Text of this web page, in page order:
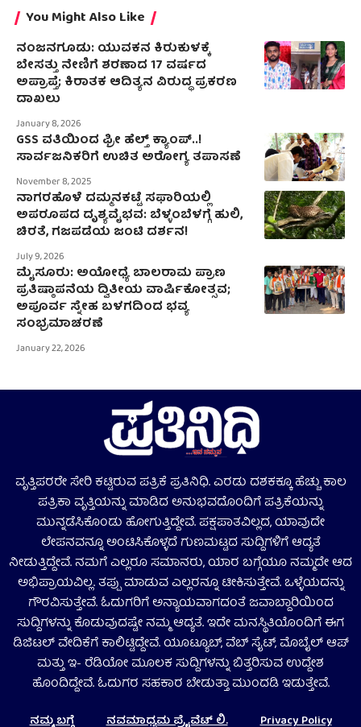
You Might Also Like
ನಂಜನಗೂಡು: ಯುವಕನ ಕಿರುಕುಳಕ್ಕೆ
ಬೇಸತ್ತು ನೇಣಿಗೆ ಶರಣಾದ 17 ವರ್ಷದ
ಅಪ್ರಾಪ್ತೆ; ಕಿರಾತಕ ಆದಿತ್ಯನ ವಿರುದ್ಧ ಪ್ರಕರಣ
ದಾಖಲು
January 8, 2026
GSS ವತಿಯಿಂದ ಫ್ರೀ ಹೆಲ್ತ್ ಕ್ಯಾಂಪ್..!
ಸಾರ್ವಜನಿಕರಿಗೆ ಉಚಿತ ಅರೋಗ್ಯ ತಪಾಸಣೆ
November 8, 2025
ನಾಗರಹೊಳೆ ದಮ್ಮನಕಟ್ಟೆ ಸಫಾರಿಯಲ್ಲಿ
ಅಪರೂಪದ ದೃಶ್ಯವೈಭವ: ಬೆಳ್ಳಂಬೆಳಗ್ಗೆ ಹುಲಿ,
ಚಿರತೆ, ಗಜಪಡೆಯ ಜಂಟಿ ದರ್ಶನ!
July 9, 2026
ಮೈಸೂರು: ಅಯೋಧ್ಯೆ ಬಾಲರಾಮ ಪ್ರಾಣ
ಪ್ರತಿಷ್ಠಾಪನೆಯ ದ್ವಿತೀಯ ವಾರ್ಷಿಕೋತ್ಸವ;
ಅಪೂರ್ವ ಸ್ನೇಹ ಬಳಗದಿಂದ ಭವ್ಯ
ಸಂಭ್ರಮಾಚರಣೆ
January 22, 2026
ವೃತ್ತಿಪರರೇ ಸೇರಿ ಕಟ್ಟಿರುವ ಪತ್ರಿಕೆ ಪ್ರತಿನಿಧಿ. ಎರಡು ದಶಕಕ್ಕೂ ಹೆಚ್ಚು ಕಾಲ
ಪತ್ರಿಕಾ ವೃತ್ತಿಯನ್ನು ಮಾಡಿದ ಅನುಭವದೊಂದಿಗೆ ಪತ್ರಿಕೆಯನ್ನು
ಮುನ್ನಡೆಸಿಕೊಂಡು ಹೋಗುತ್ತಿದ್ದೇವೆ. ಪಕ್ಷಪಾತವಿಲ್ಲದ, ಯಾವುದೇ
ಲೇಪನವನ್ನೂ ಅಂಟಿಸಿಕೊಳ್ಳದೆ ಗುಣಮಟ್ಟದ ಸುದ್ದಿಗಳಿಗೆ ಆದ್ಯತೆ
ನೀಡುತ್ತಿದ್ದೇವೆ. ನಮಗೆ ಎಲ್ಲರೂ ಸಮಾನರು, ಯಾರ ಬಗ್ಗೆಯೂ ನಮ್ಮದೇ ಆದ
ಅಭಿಪ್ರಾಯವಿಲ್ಲ. ತಪ್ಪು ಮಾಡುವ ಎಲ್ಲರನ್ನೂ ಟೀಕಿಸುತ್ತೇವೆ. ಒಳ್ಳೆಯದನ್ನು
ಗೌರವಿಸುತ್ತೇವೆ. ಓದುಗರಿಗೆ ಅನ್ಯಾಯವಾಗದಂತೆ ಜವಾಬ್ದಾರಿಯಿಂದ
ಸುದ್ದಿಗಳನ್ನು ಕೊಡುವುದಷ್ಟೇ ನಮ್ಮ ಆದ್ಯತೆ. ಇದೇ ಮನಸ್ಥಿತಿಯೊಂದಿಗೆ ಈಗ
ಡಿಜಿಟಲ್‌ ವೇದಿಕೆಗೆ ಕಾಲಿಟ್ಟಿದ್ದೇವೆ. ಯೂಟ್ಯೂಬ್‌, ವೆಬ್ ಸೈಟ್‌, ಮೊಬೈಲ್‌ ಆಪ್‌
ಮತ್ತು ಇ- ರೆಡಿಯೋ ಮೂಲಕ ಸುದ್ದಿಗಳನ್ನು ಬಿತ್ತರಿಸುವ ಉದ್ದೇಶ
ಹೊಂದಿದ್ದೇವೆ. ಓದುಗರ ಸಹಕಾರ ಬೇಡುತ್ತಾ ಮುಂದಡಿ ಇಡುತ್ತೇವೆ.
ನಮ್ಮ ಬಗ್ಗೆ ನವಮಾಧ್ಯಮ ಪ್ರೈವೆಟ್‌ ಲಿ. Privacy Policy